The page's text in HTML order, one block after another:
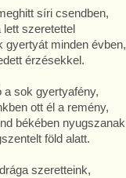
síri csendben,
lett szeretettel
gyertyát minden évben,
érzésekkel.
a sok gyertyafény,
ott él a remény,
békében nyugszanak
föld alatt.
szeretteink,